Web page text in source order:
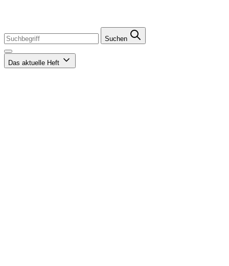
Suchen
Das aktuelle Heft